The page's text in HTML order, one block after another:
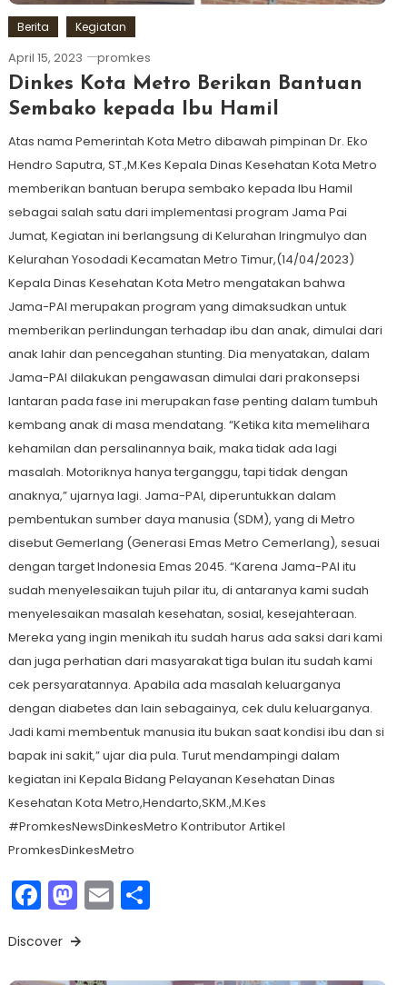
Berita Kegiatan
April 15, 2023 promkes
Dinkes Kota Metro Berikan Bantuan
Sembako kepada Ibu Hamil
Atas nama Pemerintah Kota Metro dibawah pimpinan Dr. Eko
Hendro Saputra, ST.,M.Kes Kepala Dinas Kesehatan Kota Metro
memberikan bantuan berupa sembako kepada Ibu Hamil
sebagai salah satu dari implementasi program Jama Pai
Jumat, Kegiatan ini berlangsung di Kelurahan Iringmulyo dan
Kelurahan Yosodadi Kecamatan Metro Timur,(14/04/2023)
Kepala Dinas Kesehatan Kota Metro mengatakan bahwa
Jama-PAI merupakan program yang dimaksudkan untuk
memberikan perlindungan terhadap ibu dan anak, dimulai dari
anak lahir dan pencegahan stunting. Dia menyatakan, dalam
Jama-PAI dilakukan pengawasan dimulai dari prakonsepsi
lantaran pada fase ini merupakan fase penting dalam tumbuh
kembang anak di masa mendatang. “Ketika kita memelihara
kehamilan dan persalinannya baik, maka tidak ada lagi
masalah. Motoriknya hanya terganggu, tapi tidak dengan
anaknya,” ujarnya lagi. Jama-PAI, diperuntukkan dalam
pembentukan sumber daya manusia (SDM), yang di Metro
disebut Gemerlang (Generasi Emas Metro Cemerlang), sesuai
dengan target Indonesia Emas 2045. “Karena Jama-PAI itu
sudah menyelesaikan tujuh pilar itu, di antaranya kami sudah
menyelesaikan masalah kesehatan, sosial, kesejahteraan.
Mereka yang ingin menikah itu sudah harus ada saksi dari kami
dan juga perhatian dari masyarakat tiga bulan itu sudah kami
cek persyaratannya. Apabila ada masalah keluarganya
dengan diabetes dan lain sebagainya, cek dulu keluarganya.
Jadi kami membentuk manusia itu bukan saat kondisi ibu dan si
bapak ini sakit,” ujar dia pula. Turut mendampingi dalam
kegiatan ini Kepala Bidang Pelayanan Kesehatan Dinas
Kesehatan Kota Metro,Hendarto,SKM.,M.Kes
#PromkesNewsDinkesMetro Kontributor Artikel
PromkesDinkesMetro
Facebook
Mastodon
EmailShare
Discover